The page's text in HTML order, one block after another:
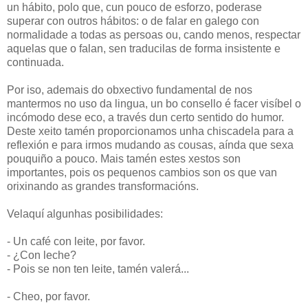
un hábito, polo que, cun pouco de esforzo, poderase
superar con outros hábitos: o de falar en galego con
normalidade a todas as persoas ou, cando menos, respectar
aquelas que o falan, sen traducilas de forma insistente e
continuada.
Por iso, ademais do obxectivo fundamental de nos
mantermos no uso da lingua, un bo consello é facer visíbel o
incómodo dese eco, a través dun certo sentido do humor.
Deste xeito tamén proporcionamos unha chiscadela para a
reflexión e para irmos mudando as cousas, aínda que sexa
pouquiño a pouco. Mais tamén estes xestos son
importantes, pois os pequenos cambios son os que van
orixinando as grandes transformacións.
Velaquí algunhas posibilidades:
- Un café con leite, por favor.
- ¿Con leche?
- Pois se non ten leite, tamén valerá...
- Cheo, por favor.